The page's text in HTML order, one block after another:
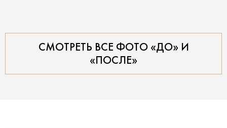
СМОТРЕТЬ ВСЕ ФОТО «ДО» И
«ПОСЛЕ»